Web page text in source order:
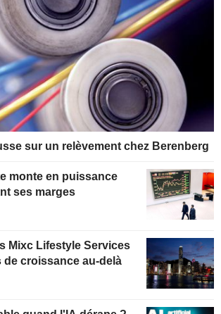
sur un relèvement chez Berenberg
monte en puissance
ses marges
Mixc Lifestyle Services
de croissance au-delà